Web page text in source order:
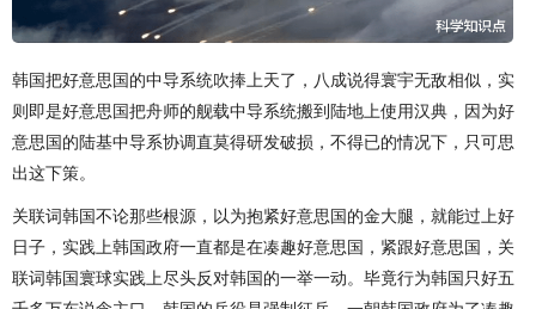
韩国把好意思国的中导系统吹捧上天了，八成说得寰宇无敌相似，实
则即是好意思国把舟师的舰载中导系统搬到陆地上使用汉典，因为好
意思国的陆基中导系协调直莫得研发破损，不得已的情况下，只可思
出这下策。
关联词韩国不论那些根源，以为抱紧好意思国的金大腿，就能过上好
日子，实践上韩国政府一直都是在凑趣好意思国，紧跟好意思国，关
联词韩国寰球实践上尽头反对韩国的一举一动。毕竟行为韩国只好五